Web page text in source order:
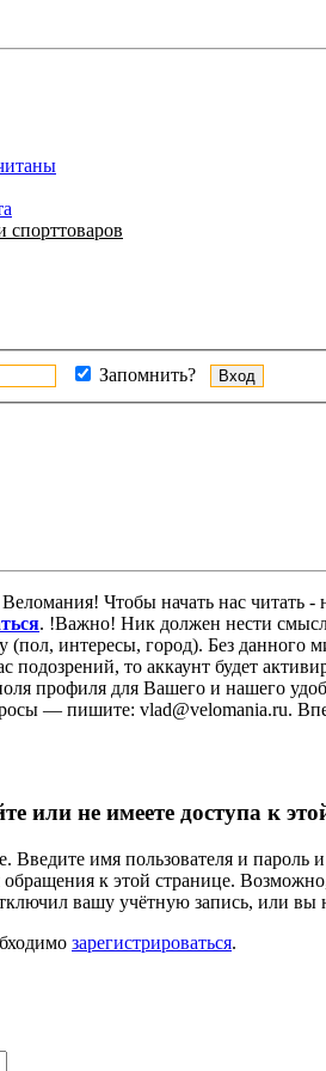
спорттоваров
Запомнить?
Чтобы начать нас читать
. !Важно! Ник должен нести
(пол, интересы, город). Без
то аккаунт будет
профиля для Вашего и нашего
— пишите: vlad@velomania.ru.
или не имеете доступа к
Введите имя пользователя и пароль
обращения к этой странице.
вашу учётную запись, или вы
зарегистрироваться.